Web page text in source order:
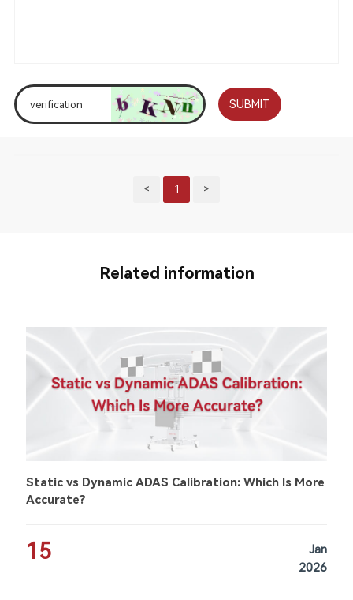
SUBMIT
< 1 >
Related information
Static vs Dynamic ADAS Calibration: Which Is More
Accurate?
15
Jan
2026